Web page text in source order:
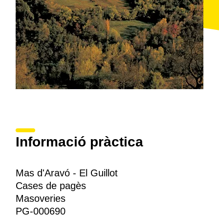
Informació pràctica
Mas d'Aravó - El Guillot
Cases de pagès
Masoveries
PG-000690